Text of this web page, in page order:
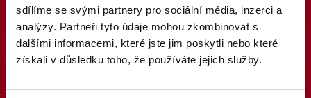
sdílíme se svými partnery pro sociální média, inzerci a
analýzy. Partneři tyto údaje mohou zkombinovat s
dalšími informacemi, které jste jim poskytli nebo které
získali v důsledku toho, že používáte jejich služby.
Nová éra legendárních her a další
nové pecky od Synot Games jsou
online!
exkluzivně přinášíme nadupané hry od oblíbeného poskytovatele